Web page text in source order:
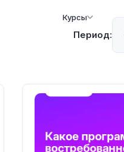
Курсы
Период: